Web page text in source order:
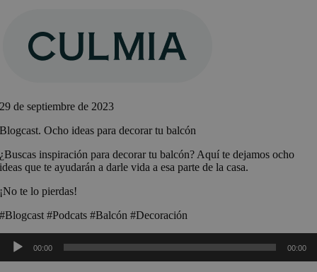
contenido
29 de septiembre de 2023
Blogcast. Ocho ideas para decorar tu balcón
¿Buscas inspiración para decorar tu balcón? Aquí te dejamos ocho
ideas que te ayudarán a darle vida a esa parte de la casa.
¡No te lo pierdas!
#Blogcast #Podcats #Balcón #Decoración
00:00 00:00